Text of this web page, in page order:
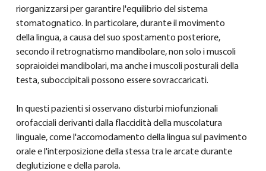
riorganizzarsi per garantire l'equilibrio del sistema
stomatognatico. In particolare, durante il movimento
della lingua, a causa del suo spostamento posteriore,
secondo il retrognatismo mandibolare, non solo i muscoli
sopraioidei mandibolari, ma anche i muscoli posturali della
testa, suboccipitali possono essere sovraccaricati.
In questi pazienti si osservano disturbi miofunzionali
orofacciali derivanti dalla flaccidità della muscolatura
linguale, come l'accomodamento della lingua sul pavimento
orale e l'interposizione della stessa tra le arcate durante
deglutizione e della parola.